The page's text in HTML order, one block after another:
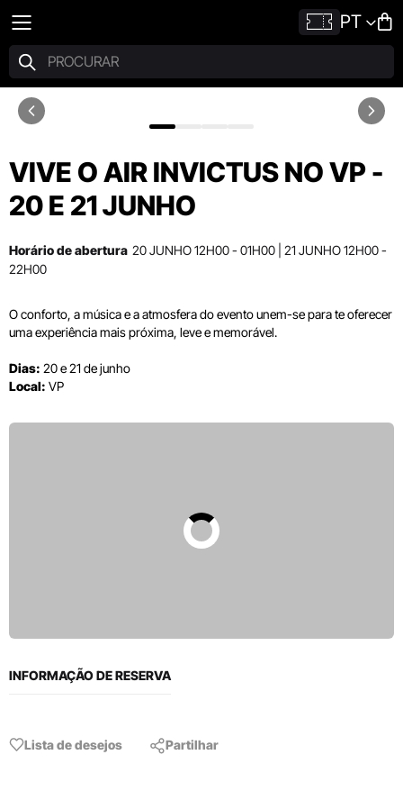
PT
VIVE O AIR INVICTUS NO VP -
20 E 21 JUNHO
Horário de abertura 20 JUNHO 12H00 - 01H00 | 21 JUNHO 12H00 -
22H00
O conforto, a música e a atmosfera do evento unem-se para te oferecer
uma experiência mais próxima, leve e memorável.
Dias: 20 e 21 de junho
Local: VP
INFORMAÇÃO DE RESERVA
Lista de desejos Partilhar